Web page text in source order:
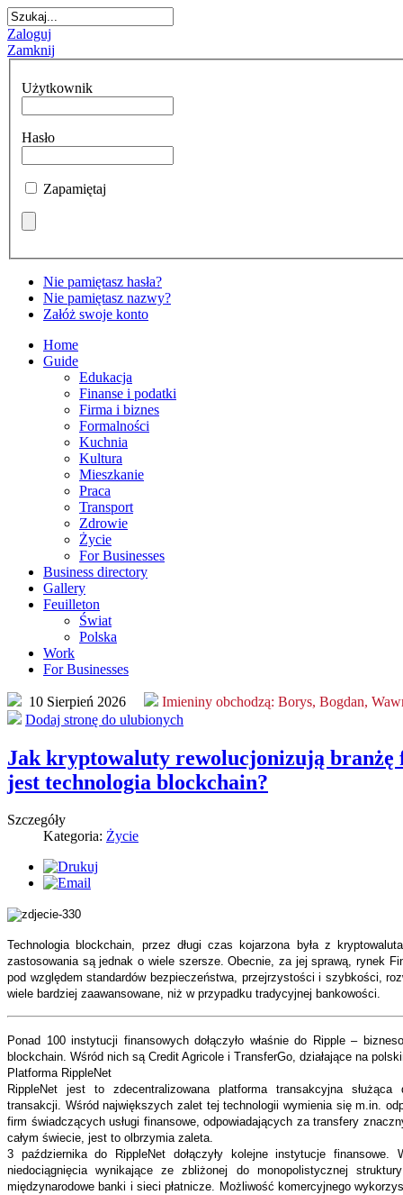
Zaloguj
Zamknij
Użytkownik
Hasło
Zapamiętaj
Nie pamiętasz hasła?
Nie pamiętasz nazwy?
Załóż swoje konto
Home
Guide
Edukacja
Finanse i podatki
Firma i biznes
Formalności
Kuchnia
Kultura
Mieszkanie
Praca
Transport
Zdrowie
Życie
For Businesses
Business directory
Gallery
Feuilleton
Świat
Polska
Work
For Businesses
10 Sierpień 2026 Imieniny obchodzą: Borys, Bogdan,
Dodaj stronę do ulubionych
Jak kryptowaluty rewolucjonizują branżę
jest technologia blockchain?
Szczegóły
Kategoria: Życie
Technologia blockchain, przez długi czas kojarzona była z
zastosowania są jednak o wiele szersze. Obecnie, za jej sprawą, rynek
pod względem standardów bezpieczeństwa, przejrzystości i szybkości,
wiele bardziej zaawansowane, niż w przypadku tradycyjnej bankowości.
Ponad 100 instytucji finansowych dołączyło właśnie do Ripple –
blockchain. Wśród nich są Credit Agricole i TransferGo, działające na
Platforma RippleNet
RippleNet jest to zdecentralizowana platforma transakcyjna służąca
transakcji. Wśród największych zalet tej technologii wymienia się m.in.
firm świadczących usługi finansowe, odpowiadających za transfery
całym świecie, jest to olbrzymia zaleta.
3 października do RippleNet dołączyły kolejne instytucje finansowe.
niedociągnięcia wynikające ze zbliżonej do monopolistycznej
międzynarodowe banki i sieci płatnicze. Możliwość komercyjnego